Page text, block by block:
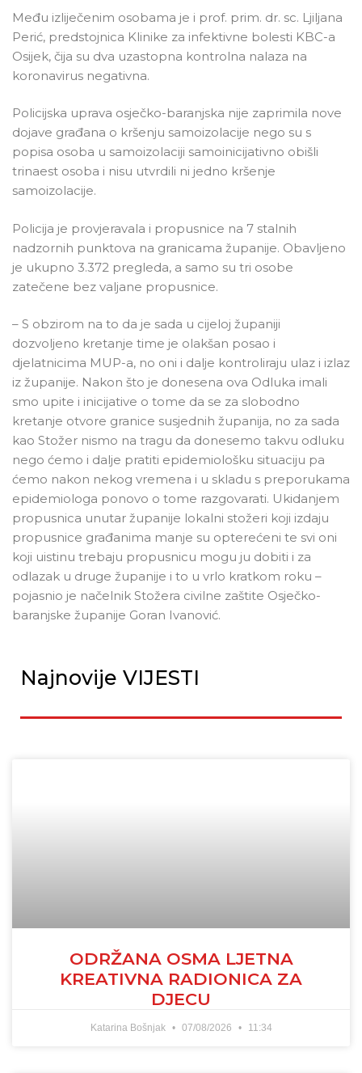
Među izliječenim osobama je i prof. prim. dr. sc. Ljiljana
Perić, predstojnica Klinike za infektivne bolesti KBC-a
Osijek, čija su dva uzastopna kontrolna nalaza na
koronavirus negativna.
Policijska uprava osječko-baranjska nije zaprimila nove
dojave građana o kršenju samoizolacije nego su s
popisa osoba u samoizolaciji samoinicijativno obišli
trinaest osoba i nisu utvrdili ni jedno kršenje
samoizolacije.
Policija je provjeravala i propusnice na 7 stalnih
nadzornih punktova na granicama županije. Obavljeno
je ukupno 3.372 pregleda, a samo su tri osobe
zatečene bez valjane propusnice.
– S obzirom na to da je sada u cijeloj županiji
dozvoljeno kretanje time je olakšan posao i
djelatnicima MUP-a, no oni i dalje kontroliraju ulaz i izlaz
iz županije. Nakon što je donesena ova Odluka imali
smo upite i inicijative o tome da se za slobodno
kretanje otvore granice susjednih županija, no za sada
kao Stožer nismo na tragu da donesemo takvu odluku
nego ćemo i dalje pratiti epidemiološku situaciju pa
ćemo nakon nekog vremena i u skladu s preporukama
epidemiologa ponovo o tome razgovarati. Ukidanjem
propusnica unutar županije lokalni stožeri koji izdaju
propusnice građanima manje su opterećeni te svi oni
koji uistinu trebaju propusnicu mogu ju dobiti i za
odlazak u druge županije i to u vrlo kratkom roku –
pojasnio je načelnik Stožera civilne zaštite Osječko-
baranjske županije Goran Ivanović.
Najnovije VIJESTI
ODRŽANA OSMA LJETNA
KREATIVNA RADIONICA ZA
DJECU
Katarina Bošnjak 07/08/2026 11:34